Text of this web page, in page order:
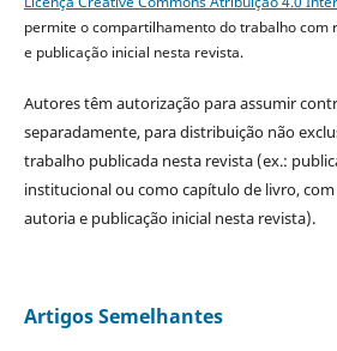
permite o compartilhamento do trabalho com
e publicação inicial nesta revista.
Autores têm autorização para assumir
separadamente, para distribuição não
trabalho publicada nesta revista (ex.:
institucional ou como capítulo de livro,
autoria e publicação inicial nesta revista).
Artigos Semelhantes